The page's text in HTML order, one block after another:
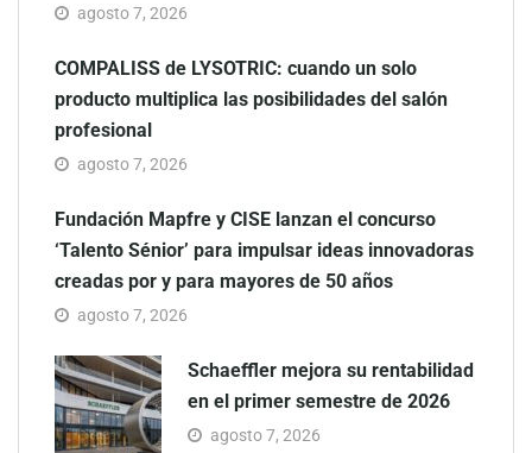
agosto 7, 2026
COMPALISS de LYSOTRIC: cuando un solo
producto multiplica las posibilidades del salón
profesional
agosto 7, 2026
Fundación Mapfre y CISE lanzan el concurso
‘Talento Sénior’ para impulsar ideas innovadoras
creadas por y para mayores de 50 años
agosto 7, 2026
Schaeffler mejora su rentabilidad
en el primer semestre de 2026
agosto 7, 2026